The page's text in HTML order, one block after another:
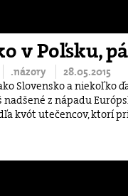
v Poľsku,
.názory
28.05.2015
Slovensko a niekoľko
z nápadu
kvót utečencov, ktorí